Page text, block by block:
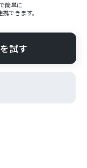
簡単に
できます。
試す